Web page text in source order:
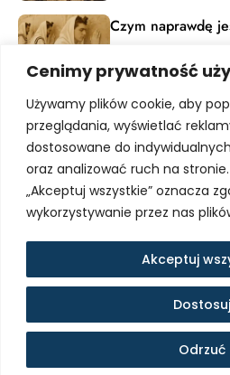
Cenimy prywatność
Używamy plików cookie, aby
przeglądania, wyświetlać
dostosowane do
oraz analizować ruch na
„Akceptuj wszystkie” oznacza
wykorzystywanie przez nas
Dostosuj
Odrzuć
Akceptuj
Czym naprawdę
Materiały edukacyjne
Dołącz do grona pasjonatów
kultury. Zapisz się, by
nowych artykułach,
unikalnych materiałach
subskrybentów.
Uzyskaj dostęp
© 2026 Marcin
Realizacja: